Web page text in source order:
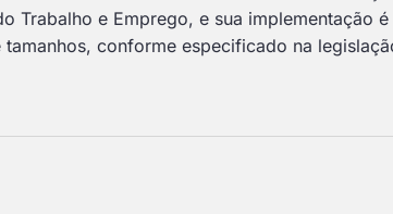
Trabalho e Emprego, e sua implementação
conforme especificado na